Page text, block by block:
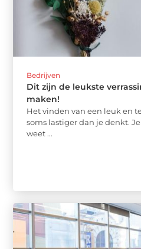
Bedrijven
Dit zijn de leukste
maken!
Het vinden van een leuk en
soms lastiger dan je denkt.
weet ...